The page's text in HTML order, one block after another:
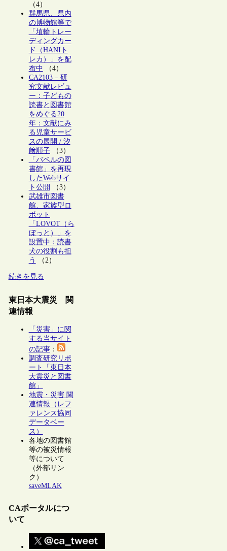
（4）
群馬県、県内
の博物館等で
「埴輪トレー
ディングカー
ド（HANIト
レカ）」を配
布中 （4）
CA2103 – 研
究文献レビュ
ー：子どもの
読書と図書館
をめぐる20
年：文献にみ
る児童サービ
スの展開 / 汐
﨑順子（3）
「バベルの図
書館」を再現
したWebサイ
ト公開
（3）
武雄市図書
館、家族型ロ
ボット
「LOVOT（ら
ぼっと）」を
設置中：読書
犬の役割も担
う
（2）
続きを見る
東日本大震災 関
連情報
「災害」に関
する当サイト
の記事：
調査研究リポ
ート「東日本
大震災と図書
館」
地震・災害 関
連情報（レフ
ァレンス協同
データベー
ス）
各地の図書館
等の被災情報
等について
（外部リン
ク）
saveMLAK
CAポータルにつ
いて